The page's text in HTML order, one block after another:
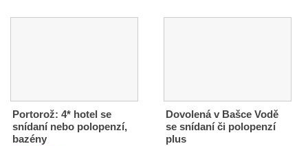
Portorož: 4* hotel se
snídaní nebo polopenzí,
bazény
Dovolená v Bašce Vodě
se snídaní či polopenzí
plus